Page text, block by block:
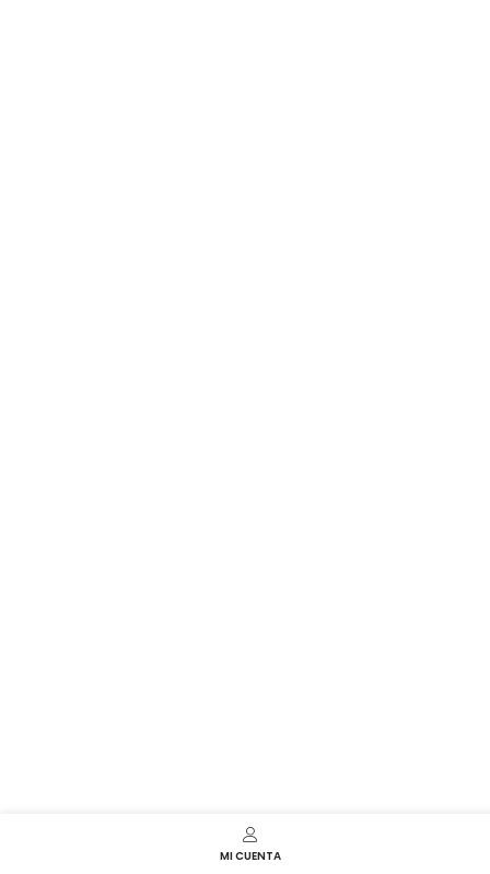
MI CUENTA